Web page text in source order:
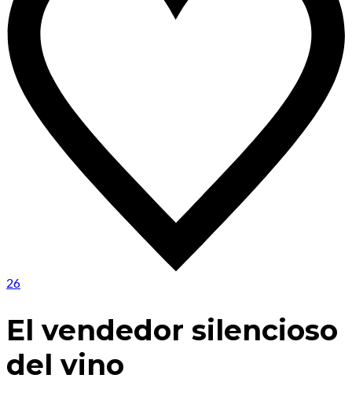
26
El vendedor silencioso
del vino